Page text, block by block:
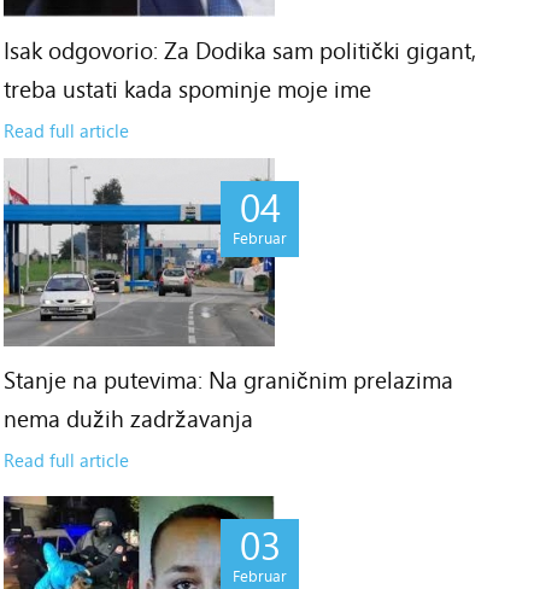
Isak odgovorio: Za Dodika sam politički gigant,
treba ustati kada spominje moje ime
Read full article
04
Februar
Stanje na putevima: Na graničnim prelazima
nema dužih zadržavanja
Read full article
03
Februar